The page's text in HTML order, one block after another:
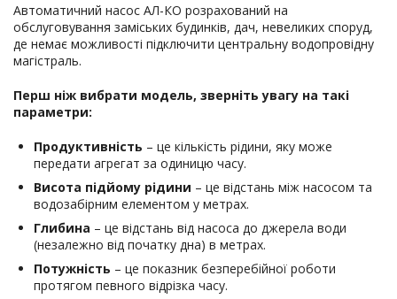
Автоматичний насос АЛ-КО розрахований на
обслуговування заміських будинків, дач, невеликих споруд,
де немає можливості підключити центральну водопровідну
магістраль.
Перш ніж вибрати модель, зверніть увагу на такі
параметри:
Продуктивність – це кількість рідини, яку може
передати агрегат за одиницю часу.
Висота підйому рідини – це відстань між насосом та
водозабірним елементом у метрах.
Глибина – це відстань від насоса до джерела води
(незалежно від початку дна) в метрах.
Потужність – це показник безперебійної роботи
протягом певного відрізка часу.